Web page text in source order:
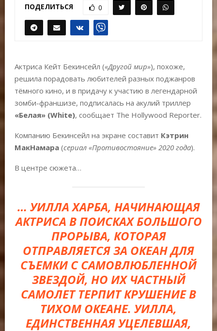
ПОДЕЛИТЬСЯ 0
Актриса Кейт Бекинсейл («Другой мир»), похоже,
решила порадовать любителей разных поджанров
тёмного кино, и в придачу к участию в легендарной
зомби-франшизе, подписалась на акулий триллер
«Белая» (White), сообщает The Hollywood Reporter.
Компанию Бекинсейл на экране составит Кэтрин
МакНамара (сериал «Противостояние» 2020 года).
В центре сюжета…
… УИЛЛА ХАРБА, НАЧИНАЮЩАЯ
АКТРИСА В ПОИСКАХ БОЛЬШОГО
ПРОРЫВА, КОТОРАЯ
ОТПРАВЛЯЕТСЯ ЗА ОКЕАН ДЛЯ
СЪЕМКИ С САМОВЛЮБЛЕННОЙ
ЗВЕЗДОЙ, НО ИХ ЧАСТНЫЙ
САМОЛЕТ ТЕРПИТ КРУШЕНИЕ В
ТИХОМ ОКЕАНЕ. УИЛЛА,
ЕДИНСТВЕННАЯ УЦЕЛЕВШАЯ,